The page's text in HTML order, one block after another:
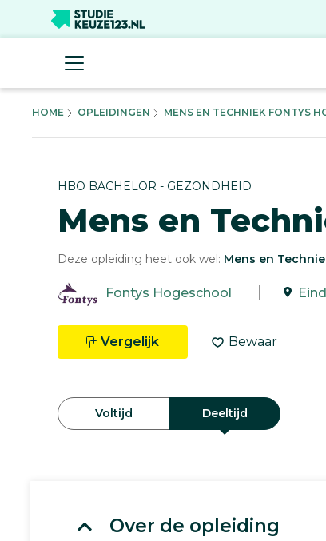
HOME OPLEIDINGEN MENS EN TECHNIEK FONTYS
HBO BACHELOR - GEZONDHEID
Mens en
Deze opleiding heet ook wel: Mens en
Fontys Hogeschool
Vergelijk Bewaar
Voltijd Deeltijd
Over de opleiding